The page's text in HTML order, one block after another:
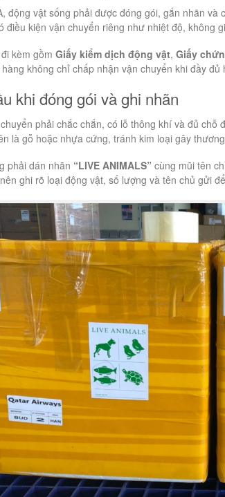
động vật sống phải được đóng gói, gắn nhãn và
điều kiện vận chuyển riêng như nhiệt độ, không
kèm gồm Giấy kiểm dịch động vật, Giấy
không chỉ chấp nhận vận chuyển khi đầy
khi đóng gói và ghi nhãn
phải chắc chắn, có lỗ thông khí và đủ chỗ
là gỗ hoặc nhựa cứng, tránh kim loại gây
phải dán nhãn “LIVE ANIMALS” cùng mũi tên
ghi rõ loại động vật, số lượng và tên chủ gửi